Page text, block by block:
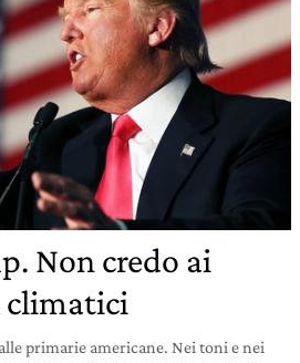
Non credo ai
climatici
primarie americane. Nei toni e nei